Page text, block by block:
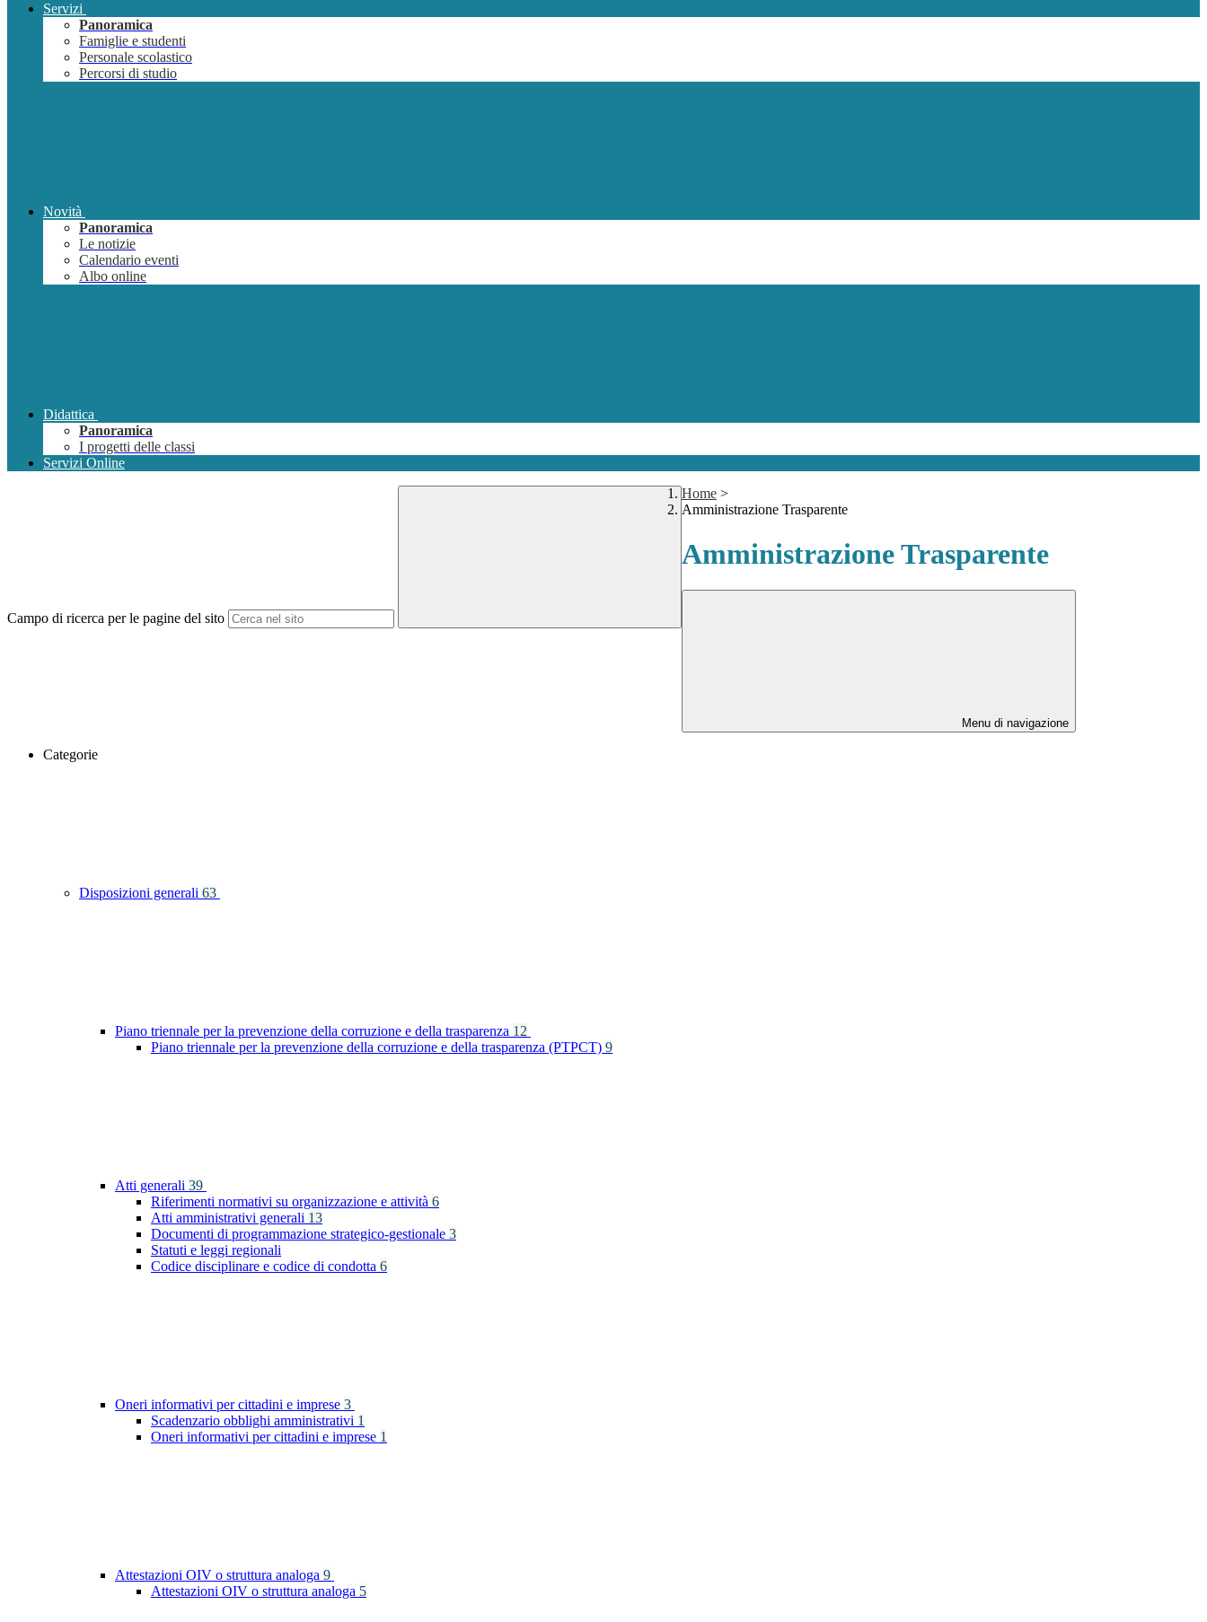
Servizi
Panoramica
Famiglie e studenti
Personale scolastico
Percorsi di studio
Novità
Panoramica
Le notizie
Calendario eventi
Albo online
Didattica
Panoramica
I progetti delle classi
Servizi Online
Campo di ricerca per le pagine del sito
Home >
Amministrazione Trasparente
Amministrazione Trasparente
Menu di navigazione
Categorie
Disposizioni generali 63
Piano triennale per la prevenzione della corruzione e della trasparenza 12
Piano triennale per la prevenzione della corruzione e della trasparenza (PTPCT) 9
Atti generali 39
Riferimenti normativi su organizzazione e attività 6
Atti amministrativi generali 13
Documenti di programmazione strategico-gestionale 3
Statuti e leggi regionali
Codice disciplinare e codice di condotta 6
Oneri informativi per cittadini e imprese 3
Scadenzario obblighi amministrativi 1
Oneri informativi per cittadini e imprese 1
Attestazioni OIV o struttura analoga 9
Attestazioni OIV o struttura analoga 5